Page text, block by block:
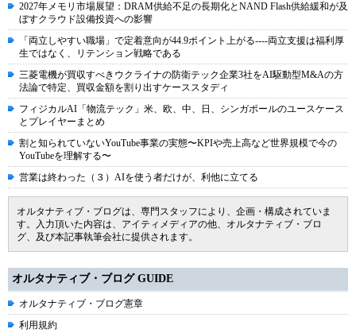
2027年メモリ市場展望：DRAM供給不足の長期化とNAND Flash供給緩和が及
ぼすクラウド設備投資への影響
「両立しやすい職場」で定着意向が44.9ポイント上がる----両立支援は福利厚
生ではなく、リテンション戦略である
三菱電機が買収すべきウクライナの防衛テック企業3社をAI駆動型M&Aの方
法論で特定、買収金額を割り出すケーススタディ
フィジカルAI「物流テック」米、欧、中、日、シンガポールのユースケース
とプレイヤーまとめ
割と知られていないYouTube事業の実態〜KPIや売上高など世界規模で今の
YouTubeを理解する〜
営業は終わった（３）AIを使う者だけが、利他に立てる
オルタナティブ・ブログは、専門スタッフにより、企画・構成されていま
す。入力頂いた内容は、アイティメディアの他、オルタナティブ・ブロ
グ、及び本記事執筆会社に提供されます。
オルタナティブ・ブログ GUIDE
オルタナティブ・ブログ憲章
利用規約